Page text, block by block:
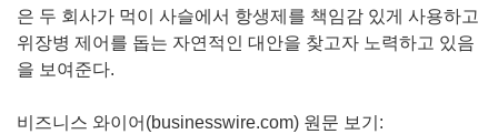
은 두 회사가 먹이 사슬에서 항생제를 책임감 있게 사용하고
위장병 제어를 돕는 자연적인 대안을 찾고자 노력하고 있음
을 보여준다.
비즈니스 와이어(businesswire.com) 원문 보기: